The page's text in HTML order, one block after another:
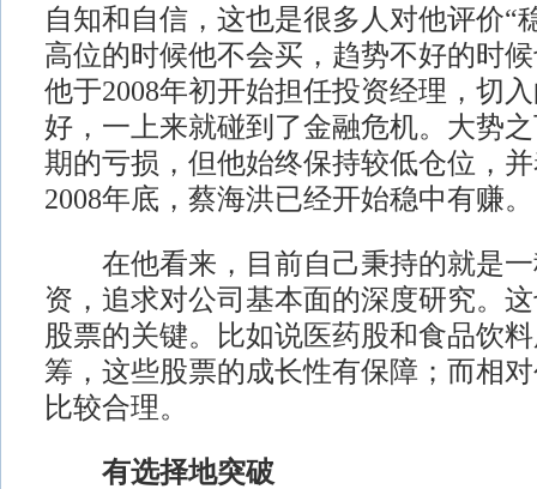
自知和自信，这也是很多人对他评价“
高位的时候他不会买，趋势不好的时
他于2008年初开始担任投资经理，切
好，一上来就碰到了金融危机。大势
期的亏损，但他始终保持较低仓位，
2008年底，蔡海洪已经开始稳中有赚。
在他看来，目前自己秉持的就是一
资，追求对公司基本面的深度研究。
股票的关键。比如说医药股和食品饮
筹，这些股票的成长性有保障；而相
比较合理。
有选择地突破